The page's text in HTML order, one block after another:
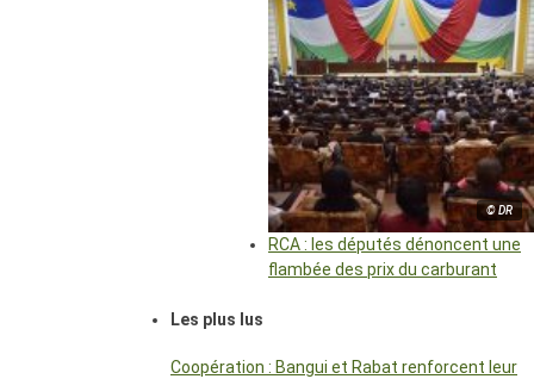
© DR
RCA : les députés dénoncent une
flambée des prix du carburant
Les plus lus
Coopération : Bangui et Rabat renforcent leur